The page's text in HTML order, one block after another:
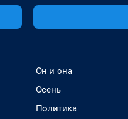
Он и она
Осень
Политика